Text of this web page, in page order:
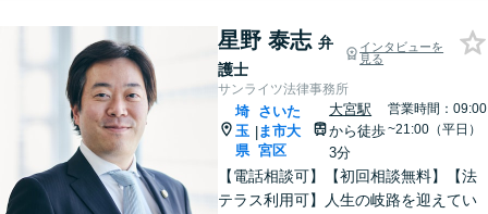
星野 泰志 弁
護士
インタビューを
見る
サンライツ法律事務所
埼
玉
県
|
さいた
ま市大
宮区
大宮駅
から徒歩
3分
営業時間：09:00
~21:00（平日）
【電話相談可】【初回相談無料】【法
テラス利用可】人生の岐路を迎えてい